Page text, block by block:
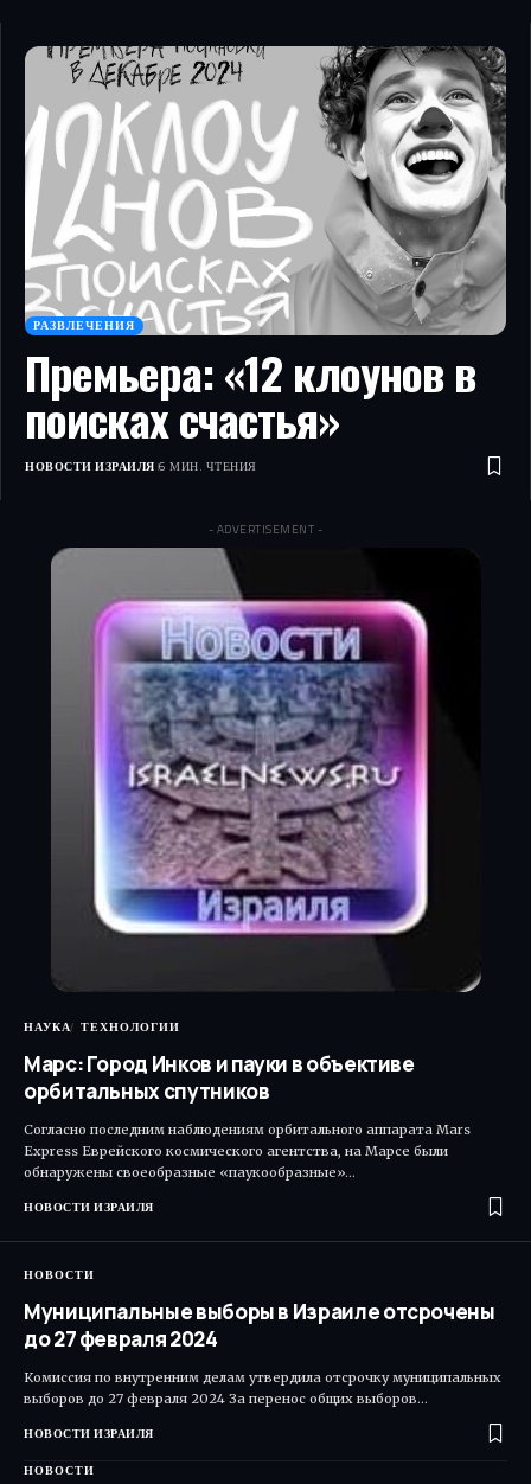
РАЗВЛЕЧЕНИЯ
Премьера: «12 клоунов в
поисках счастья»
НОВОСТИ ИЗРАИЛЯ 6 МИН. ЧТЕНИЯ
- ADVERTISEMENT -
НАУКА ТЕХНОЛОГИИ
Марс: Город Инков и пауки в объективе
орбитальных спутников
Согласно последним наблюдениям орбитального аппарата Mars
Express Еврейского космического агентства, на Марсе были
обнаружены своеобразные «паукообразные»…
НОВОСТИ ИЗРАИЛЯ
НОВОСТИ
Муниципальные выборы в Израиле отсрочены
до 27 февраля 2024
Комиссия по внутренним делам утвердила отсрочку муниципальных
выборов до 27 февраля 2024 За перенос общих выборов…
НОВОСТИ ИЗРАИЛЯ
НОВОСТИ